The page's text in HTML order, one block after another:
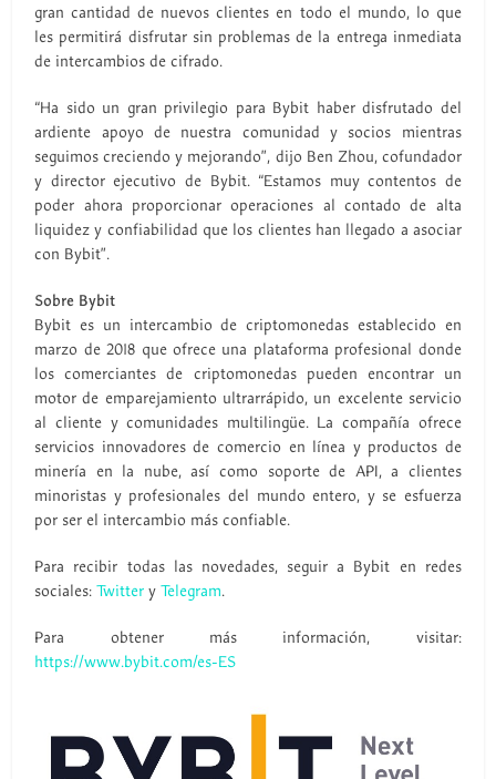
gran cantidad de nuevos clientes en todo el mundo, lo que
les permitirá disfrutar sin problemas de la entrega inmediata
de intercambios de cifrado.
“Ha sido un gran privilegio para Bybit haber disfrutado del
ardiente apoyo de nuestra comunidad y socios mientras
seguimos creciendo y mejorando”, dijo Ben Zhou, cofundador
y director ejecutivo de Bybit. “Estamos muy contentos de
poder ahora proporcionar operaciones al contado de alta
liquidez y confiabilidad que los clientes han llegado a asociar
con Bybit”.
Sobre Bybit
Bybit es un intercambio de criptomonedas establecido en
marzo de 2018 que ofrece una plataforma profesional donde
los comerciantes de criptomonedas pueden encontrar un
motor de emparejamiento ultrarrápido, un excelente servicio
al cliente y comunidades multilingüe. La compañía ofrece
servicios innovadores de comercio en línea y productos de
minería en la nube, así como soporte de API, a clientes
minoristas y profesionales del mundo entero, y se esfuerza
por ser el intercambio más confiable.
Para recibir todas las novedades, seguir a Bybit en redes
sociales:Twitter yTelegram.
Para obtener más información, visitar:
https://www.bybit.com/es-ES